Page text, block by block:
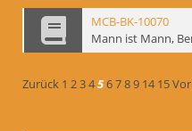
MCB-BK-10070
Zurück 1 23456789 14 15Vor